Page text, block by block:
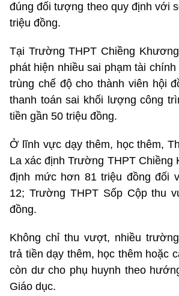
đúng đối tượng theo quy định với
triệu đồng.
Tại Trường THPT Chiềng
phát hiện nhiều sai phạm tài
trùng chế độ cho thành viên hội
thanh toán sai khối lượng công
tiền gần 50 triệu đồng.
Ở lĩnh vực dạy thêm, học thêm,
La xác định Trường THPT
định mức hơn 81 triệu đồng đối
12; Trường THPT Sốp Cộp thu
đồng.
Không chỉ thu vượt, nhiều
trả tiền dạy thêm, học thêm hoặc
còn dư cho phụ huynh theo
Giáo dục.